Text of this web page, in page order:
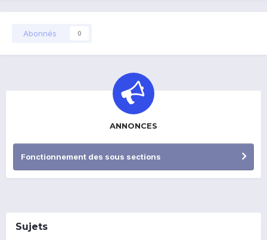
Abonnés 0
ANNONCES
Fonctionnement des sous sections
Sujets